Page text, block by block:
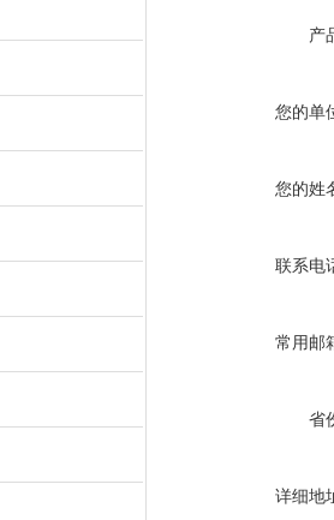
产
您的单
您的姓
联系电
常用邮
省
详细地